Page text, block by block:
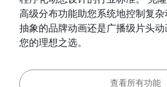
高级分布功能助您系统地控制复
抽象的品牌动画还是广播级片头
您的理想之选。
查看所有功能